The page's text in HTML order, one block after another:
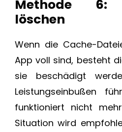
Methode 6:
löschen
Wenn die Cache-
App voll sind, besteht
sie beschädigt
Leistungseinbußen
funktioniert nicht
Situation wird